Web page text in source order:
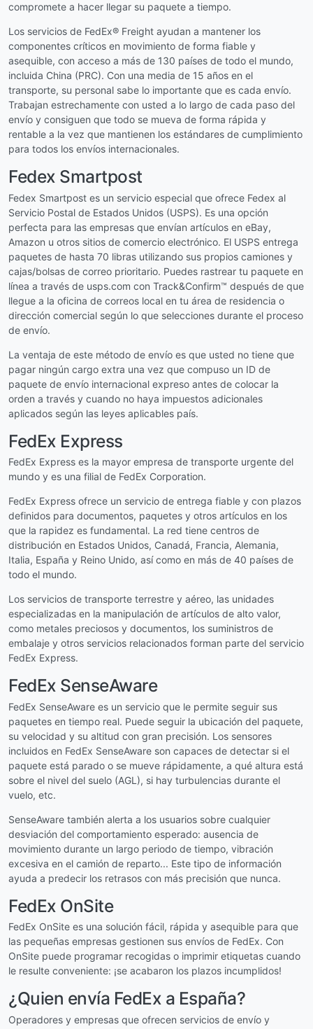
compromete a hacer llegar su paquete a tiempo.
Los servicios de FedEx® Freight ayudan a mantener los
componentes críticos en movimiento de forma fiable y
asequible, con acceso a más de 130 países de todo el mundo,
incluida China (PRC). Con una media de 15 años en el
transporte, su personal sabe lo importante que es cada envío.
Trabajan estrechamente con usted a lo largo de cada paso del
envío y consiguen que todo se mueva de forma rápida y
rentable a la vez que mantienen los estándares de cumplimiento
para todos los envíos internacionales.
Fedex Smartpost
Fedex Smartpost es un servicio especial que ofrece Fedex al
Servicio Postal de Estados Unidos (USPS). Es una opción
perfecta para las empresas que envían artículos en eBay,
Amazon u otros sitios de comercio electrónico. El USPS entrega
paquetes de hasta 70 libras utilizando sus propios camiones y
cajas/bolsas de correo prioritario. Puedes rastrear tu paquete en
línea a través de usps.com con Track&Confirm™ después de que
llegue a la oficina de correos local en tu área de residencia o
dirección comercial según lo que selecciones durante el proceso
de envío.
La ventaja de este método de envío es que usted no tiene que
pagar ningún cargo extra una vez que compuso un ID de
paquete de envío internacional expreso antes de colocar la
orden a través y cuando no haya impuestos adicionales
aplicados según las leyes aplicables país.
FedEx Express
FedEx Express es la mayor empresa de transporte urgente del
mundo y es una filial de FedEx Corporation.
FedEx Express ofrece un servicio de entrega fiable y con plazos
definidos para documentos, paquetes y otros artículos en los
que la rapidez es fundamental. La red tiene centros de
distribución en Estados Unidos, Canadá, Francia, Alemania,
Italia, España y Reino Unido, así como en más de 40 países de
todo el mundo.
Los servicios de transporte terrestre y aéreo, las unidades
especializadas en la manipulación de artículos de alto valor,
como metales preciosos y documentos, los suministros de
embalaje y otros servicios relacionados forman parte del servicio
FedEx Express.
FedEx SenseAware
FedEx SenseAware es un servicio que le permite seguir sus
paquetes en tiempo real. Puede seguir la ubicación del paquete,
su velocidad y su altitud con gran precisión. Los sensores
incluidos en FedEx SenseAware son capaces de detectar si el
paquete está parado o se mueve rápidamente, a qué altura está
sobre el nivel del suelo (AGL), si hay turbulencias durante el
vuelo, etc.
SenseAware también alerta a los usuarios sobre cualquier
desviación del comportamiento esperado: ausencia de
movimiento durante un largo periodo de tiempo, vibración
excesiva en el camión de reparto... Este tipo de información
ayuda a predecir los retrasos con más precisión que nunca.
FedEx OnSite
FedEx OnSite es una solución fácil, rápida y asequible para que
las pequeñas empresas gestionen sus envíos de FedEx. Con
OnSite puede programar recogidas o imprimir etiquetas cuando
le resulte conveniente: ¡se acabaron los plazos incumplidos!
¿Quien envía FedEx a España?
Operadores y empresas que ofrecen servicios de envío y